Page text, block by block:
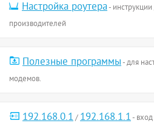
Настройка роутера-
производителей
Полезные программы- для
модемов.
192.168.0.1/192.168.1.1- вход